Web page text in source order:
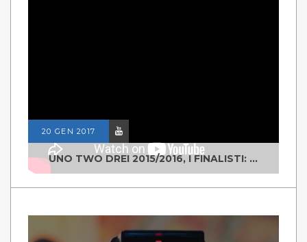
20 GEN 2017
UNO TWO DREI 2015/2016, I FINALISTI: CLASSE IV ALS ISTITUTO "DEGASPERI" BORGO VALSUGANA